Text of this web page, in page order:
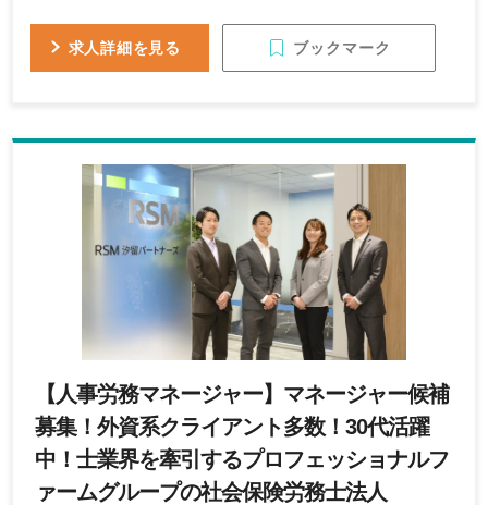
求人詳細を見る ブックマーク
【人事労務マネージャー】マネージャー候補
募集！外資系クライアント多数！30代活躍
中！士業界を牽引するプロフェッショナルフ
ァームグループの社会保険労務士法人